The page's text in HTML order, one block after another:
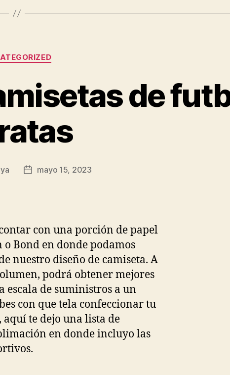
Categorías
de
Fechamayo 15, 2023
con una porción de papel
Bond en donde podamos
nuestro diseño de camiseta. A
podrá obtener mejores
escala de suministros a un
con que tela confeccionar tu
aquí te dejo una lista de
en donde incluyo las